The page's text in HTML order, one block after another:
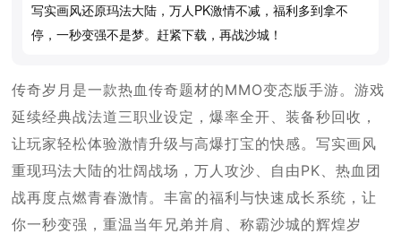
写实画风还原玛法大陆，万人PK激情不减，福利多到拿不
停，一秒变强不是梦。赶紧下载，再战沙城！
传奇岁月是一款热血传奇题材的MMO变态版手游。游戏
延续经典战法道三职业设定，爆率全开、装备秒回收，
让玩家轻松体验激情升级与高爆打宝的快感。写实画风
重现玛法大陆的壮阔战场，万人攻沙、自由PK、热血团
战再度点燃青春激情。丰富的福利与快速成长系统，让
你一秒变强，重温当年兄弟并肩、称霸沙城的辉煌岁